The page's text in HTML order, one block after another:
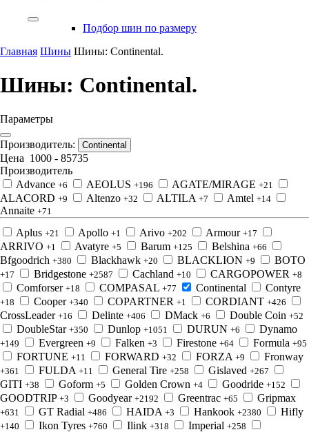
Подбор шин по размеру
Главная Шины Шины: Continental.
Шины: Continental.
Параметры
Производитель: Continental
Цена 1000 - 85735
Производитель
Advance +6 AEOLUS +196 AGATE/MIRAGE +21
ALACORD +9 Altenzo +32 ALTILA +7 Amtel +14
Annaite +71
Aplus +21 Apollo +1 Arivo +202 Armour +17
ARRIVO +1 Avatyre +5 Barum +125 Belshina +66
Bfgoodrich +380 Blackhawk +20 BLACKLION +9 BOTO
+17 Bridgestone +2587 Cachland +10 CARGOPOWER +8
Comforser +18 COMPASAL +77 Continental Contyre
+18 Cooper +340 COPARTNER +1 CORDIANT +426
CrossLeader +16 Delinte +406 DMack +6 Double Coin +52
DoubleStar +350 Dunlop +1051 DURUN +6 Dynamo
+149 Evergreen +9 Falken +3 Firestone +64 Formula +95
FORTUNE +11 FORWARD +32 FORZA +9 Fronway
+361 FULDA +11 General Tire +258 Gislaved +267
GITI +38 Goform +5 Golden Crown +4 Goodride +152
GOODTRIP +3 Goodyear +2192 Greentrac +65 Gripmax
+631 GT Radial +486 HAIDA +3 Hankook +2380 Hifly
+140 Ikon Tyres +760 Ilink +318 Imperial +258